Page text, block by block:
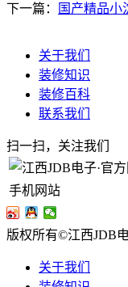
下一篇：
国产精品小
关于我们
装修知识
装修百科
联系我们
扫一扫，关注我们
手机网站
版权所有©江西JDB
关于我们